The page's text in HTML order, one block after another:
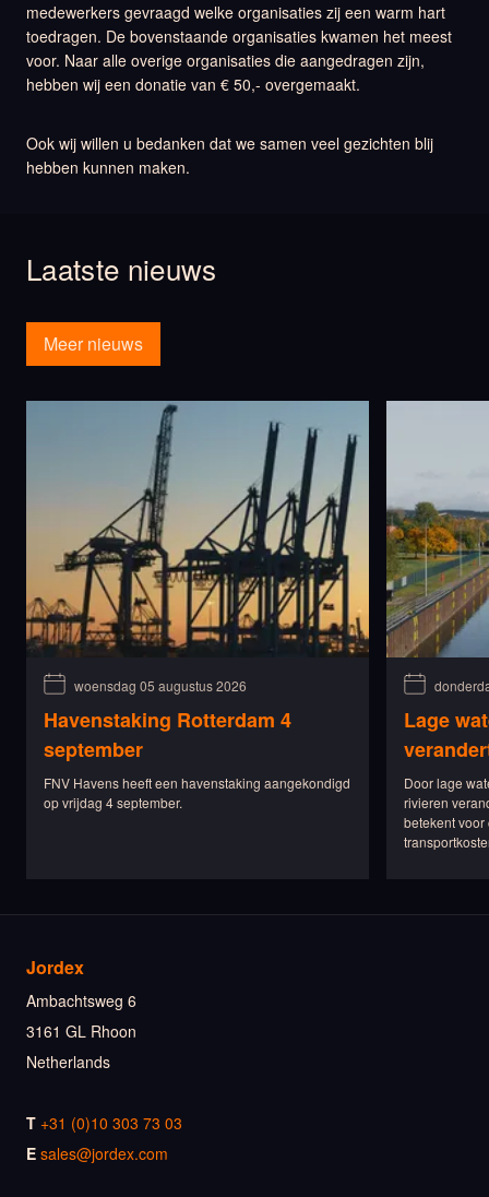
medewerkers gevraagd welke organisaties zij een warm hart
toedragen. De bovenstaande organisaties kwamen het meest
voor. Naar alle overige organisaties die aangedragen zijn,
hebben wij een donatie van € 50,- overgemaakt.
Ook wij willen u bedanken dat we samen veel gezichten blij
hebben kunnen maken.
Laatste nieuws
Meer nieuws
woensdag 05 augustus 2026
Havenstaking Rotterdam 4
september
FNV Havens heeft een havenstaking aangekondigd
op vrijdag 4 september.
Lage
Door lage
rivieren
betekent
Jordex
Ambachtsweg 6
3161 GL Rhoon
Netherlands
T +31 (0)10 303 73 03
E sales@jordex.com